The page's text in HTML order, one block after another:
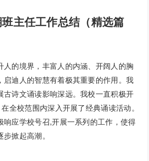
主任工作总结（精选篇
人的境界，丰富人的内涵、开阔人的胸
启迪人的智慧有着极其重要的作用。我
古诗文诵读影响深远。我校一直积极开
在全校范围内深入开展了经典诵读活动。
响应学校号召,开展一系列的工作，使得
掀起高潮。